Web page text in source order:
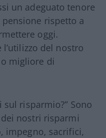
un adeguato tenore
rispetto a
oggi.
l’utilizzo del nostro
migliore di
risparmio?” Sono
nostri risparmi
impegno, sacrifici,